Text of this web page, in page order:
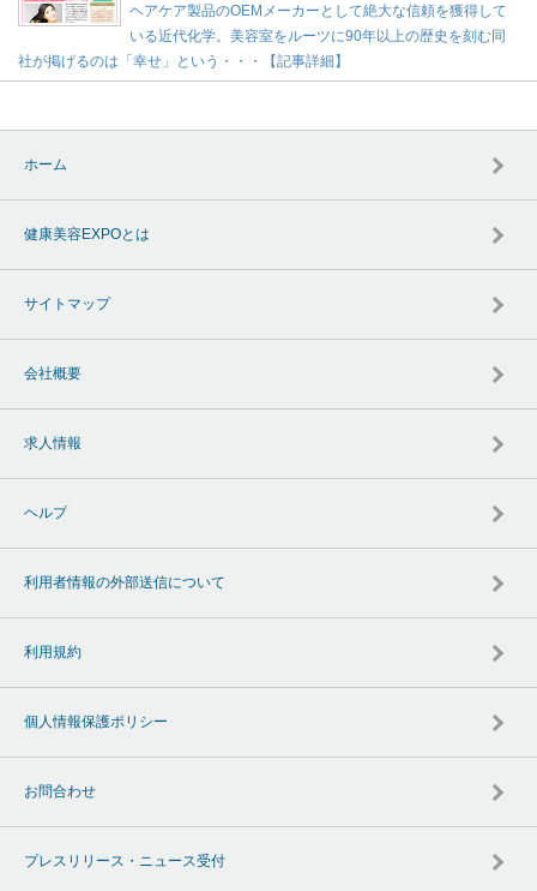
ヘアケア製品のOEMメーカーとして絶大な信頼を獲得して
いる近代化学。美容室をルーツに90年以上の歴史を刻む同
社が掲げるのは「幸せ」という・・・【記事詳細】
ホーム
健康美容EXPOとは
サイトマップ
会社概要
求人情報
ヘルプ
利用者情報の外部送信について
利用規約
個人情報保護ポリシー
お問合わせ
プレスリリース・ニュース受付